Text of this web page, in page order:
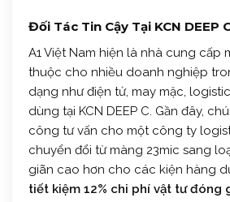
Đối Tác Tin Cậy Tại KCN DEEP
A1 Việt Nam hiện là nhà cung cấp
thuộc cho nhiều doanh nghiệp
dạng như điện tử, may mặc,
dùng tại KCN DEEP C. Gần đây,
công tư vấn cho một công ty
chuyển đổi từ màng 23mic sang
giãn cao hơn cho các kiện hàng
tiết kiệm 12% chi phí vật tư đóng